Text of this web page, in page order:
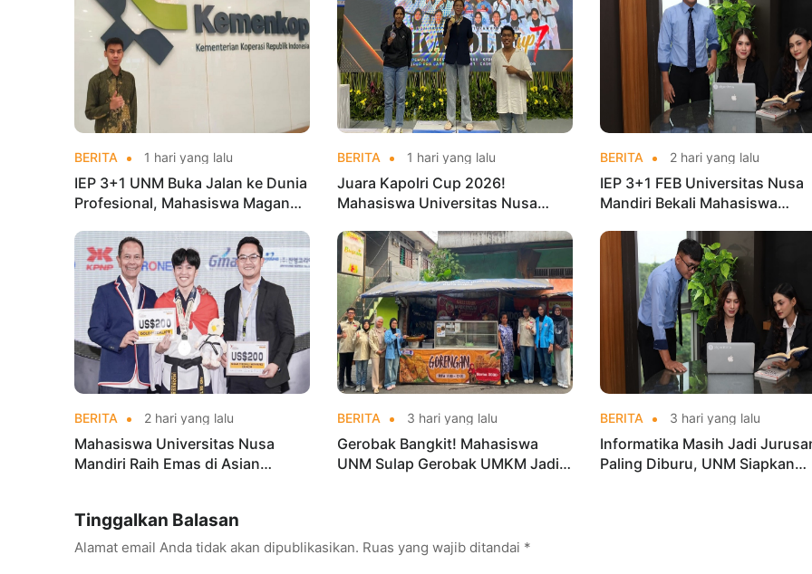
BERITA 1 hari yang lalu
IEP 3+1 UNM Buka Jalan ke Dunia
Profesional, Mahasiswa Magang
BERITA 1 hari yang lalu
Juara Kapolri Cup 2026!
Mahasiswa Universitas Nusa
di Kejurnas Taekwondo
BERITA 2 hari yang lalu
IEP 3+1 FEB Universitas Nusa
Mandiri Bekali Mahasiswa
BERITA 2 hari yang lalu
Mahasiswa Universitas Nusa
Mandiri Raih Emas di Asian
BERITA 3 hari yang lalu
Gerobak Bangkit! Mahasiswa
UNM Sulap Gerobak UMKM Jadi
BERITA 3 hari yang lalu
Informatika Masih Jadi
Paling Diburu, UNM Siapkan
Tinggalkan Balasan
Alamat email Anda tidak akan dipublikasikan. Ruas yang wajib ditandai *